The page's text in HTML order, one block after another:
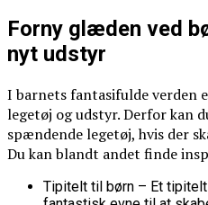
Forny glæden ved
nyt udstyr
I barnets fantasifulde verden
legetøj og udstyr. Derfor kan
spændende legetøj, hvis der
Du kan blandt andet finde
Tipitelt til børn – Et